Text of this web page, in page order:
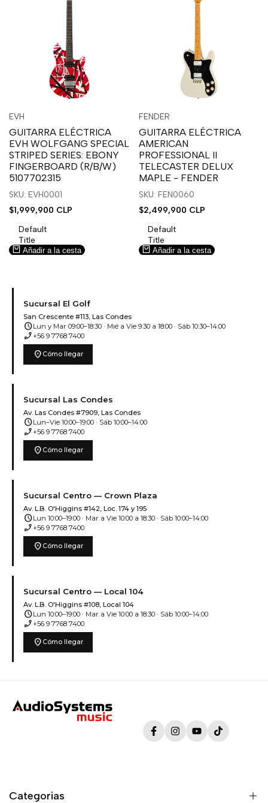
sesión
para
usar
la
lista
deseos.
para
usar
Compare
Proveedor:
EVH
GUITARRA ELÉCTRICA
EVH WOLFGANG SPECIAL
STRIPED SERIES: EBONY
FINGERBOARD (R/B/W)
5107702315
SKU: EVH0001
Precio
venta
$1,999,900 CLP
Default
Title
Añadir a la cesta
sesión
para
usar
la
lista
deseos.
sesión
para
usar
Compare
Vista
Proveedor:
FENDER
GUITARRA ELÉCTRICA
AMERICAN
PROFESSIONAL II
TELECASTER DELUX
MAPLE - FENDER
SKU: FEN0060
Precio
venta
$2,499,900 CLP
Default
Title
Añadir a la cesta
Sucursal El Golf
San Crescente #113, Las Condes
scheduleLun y Mar 09:00–18:30 · Mié a Vie 9:30 a 18:00 · Sáb 10:30–14:00
phone_enabled +56 9 7768 7400
location_on Cómo llegar
Sucursal Las Condes
Av. Las Condes #7909, Las Condes
scheduleLun–Vie 10:00–19:00 · Sáb 10:00–14:00
phone_enabled +56 9 7768 7400
location_on Cómo llegar
Sucursal Centro — Crown Plaza
Av. L.B. O'Higgins #142, Loc. 174 y 195
scheduleLun 10:00–19:00 · Mar a Vie 10:00 a 18:30 · Sáb 10:00–14:00
phone_enabled +56 9 7768 7400
location_on Cómo llegar
Sucursal Centro — Local 104
Av. L.B. O'Higgins #108, Local 104
scheduleLun 10:00–19:00 · Mar a Vie 10:00 a 18:30 · Sáb 10:00–14:00
phone_enabled +56 9 7768 7400
location_on Cómo llegar
FacebookInstagramYouTubeTikTok
Categorias